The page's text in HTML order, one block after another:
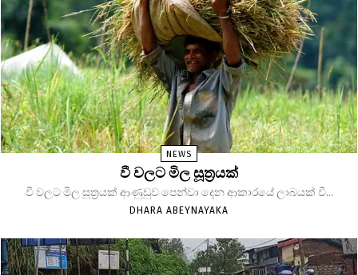
NEWS
වී වලට මිල සූත්‍රයක්
වී වලට මිල සූත්‍රයක් ආණුඩුව පෙන්වා දෙන ආකාරයේ ලාබයක් වී...
DHARA ABEYNAYAKA